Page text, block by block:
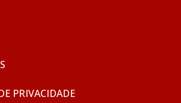
PRIVACIDADE